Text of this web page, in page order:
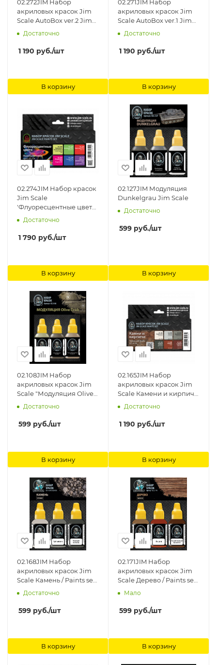
02.272JIM Набор
акриловых красок Jim
Scale AutoBox ver.2 Jim
Scale
Достаточно
1 190 руб./шт
В корзину
02.271JIM Набор
акриловых красок Jim
Scale AutoBox ver.1 Jim
Scale
Достаточно
1 190 руб./шт
В корзину
02.274JIM Набор красок
Jim Scale
'Флуоресцентные цвета'
Jim Scale
Достаточно
1 790 руб./шт
В корзину
02.127JIM Модуляция
Dunkelgrau Jim Scale
Достаточно
599 руб./шт
В корзину
02.108JIM Набор
акриловых красок Jim
Scale "Модуляция Olive
Drab" / 3 Paints Set
Modulation Olive Drab
Jim Scale
Достаточно
599 руб./шт
В корзину
02.165JIM Набор
акриловых красок Jim
Scale Камени и кирпичи
Jim Scale
Достаточно
1 190 руб./шт
В корзину
02.168JIM Набор
акриловых красок Jim
Scale Камень / Paints set
Stone Jim Scale
Достаточно
599 руб./шт
В корзину
02.171JIM Набор
акриловых красок Jim
Scale Дерево / Paints set
Wood Jim Scale
Мало
599 руб./шт
В корзину